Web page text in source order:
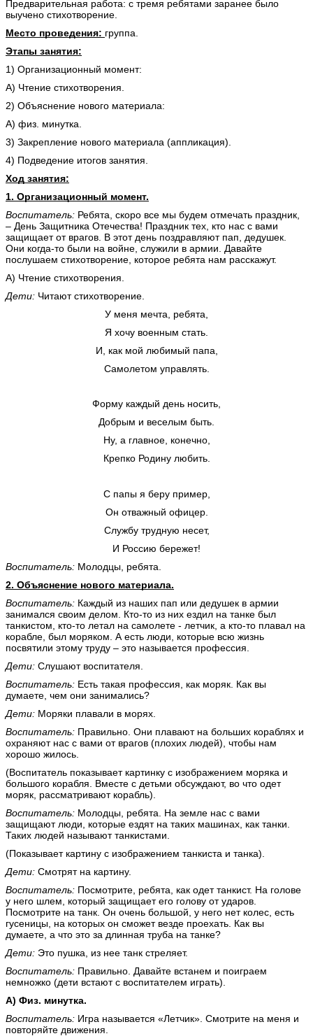
Предварительная работа: с тремя ребятами заранее было
выучено стихотворение.
Место проведения: группа.
Этапы занятия:
1) Организационный момент:
А) Чтение стихотворения.
2) Объяснение нового материала:
А) физ. минутка.
3) Закрепление нового материала (аппликация).
4) Подведение итогов занятия.
Ход занятия:
1. Организационный момент.
Воспитатель: Ребята, скоро все мы будем отмечать праздник,
– День Защитника Отечества! Праздник тех, кто нас с вами
защищает от врагов. В этот день поздравляют пап, дедушек.
Они когда-то были на войне, служили в армии. Давайте
послушаем стихотворение, которое ребята нам расскажут.
А) Чтение стихотворения.
Дети: Читают стихотворение.
У меня мечта, ребята,
Я хочу военным стать.
И, как мой любимый папа,
Самолетом управлять.
Форму каждый день носить,
Добрым и веселым быть.
Ну, а главное, конечно,
Крепко Родину любить.
С папы я беру пример,
Он отважный офицер.
Службу трудную несет,
И Россию бережет!
Воспитатель: Молодцы, ребята.
2. Объяснение нового материала.
Воспитатель: Каждый из наших пап или дедушек в армии
занимался своим делом. Кто-то из них ездил на танке был
танкистом, кто-то летал на самолете - летчик, а кто-то плавал на
корабле, был моряком. А есть люди, которые всю жизнь
посвятили этому труду – это называется профессия.
Дети: Слушают воспитателя.
Воспитатель: Есть такая профессия, как моряк. Как вы
думаете, чем они занимались?
Дети: Моряки плавали в морях.
Воспитатель: Правильно. Они плавают на больших кораблях и
охраняют нас с вами от врагов (плохих людей), чтобы нам
хорошо жилось.
(Воспитатель показывает картинку с изображением моряка и
большого корабля. Вместе с детьми обсуждают, во что одет
моряк, рассматривают корабль).
Воспитатель: Молодцы, ребята. На земле нас с вами
защищают люди, которые ездят на таких машинах, как танки.
Таких людей называют танкистами.
(Показывает картину с изображением танкиста и танка).
Дети: Смотрят на картину.
Воспитатель: Посмотрите, ребята, как одет танкист. На голове
у него шлем, который защищает его голову от ударов.
Посмотрите на танк. Он очень большой, у него нет колес, есть
гусеницы, на которых он сможет везде проехать. Как вы
думаете, а что это за длинная труба на танке?
Дети: Это пушка, из нее танк стреляет.
Воспитатель: Правильно. Давайте встанем и поиграем
немножко (дети встают с воспитателем играть).
А) Физ. минутка.
Воспитатель: Игра называется «Летчик». Смотрите на меня и
повторяйте движения.